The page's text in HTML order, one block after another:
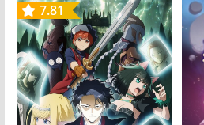
7.81